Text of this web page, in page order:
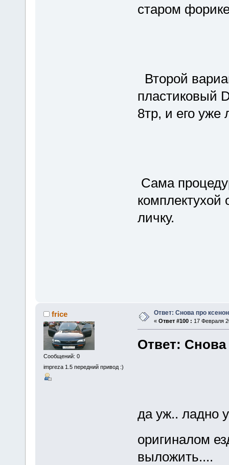
старом
Второй
пластиковый
8тр, и его уже
Сама
комплектухой
личку.
frice
Сообщений: 0
impreza 1.5 передний привод :)
Ответ: Снова про ксенон
« Ответ #100 : 17 Февраля
Ответ: Снова
да уж.. ладно
оригиналом
выложить....